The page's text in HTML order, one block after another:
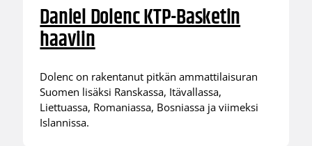
Daniel Dolenc KTP-Basketin
haaviin
Dolenc on rakentanut pitkän ammattilaisuran
Suomen lisäksi Ranskassa, Itävallassa,
Liettuassa, Romaniassa, Bosniassa ja viimeksi
Islannissa.